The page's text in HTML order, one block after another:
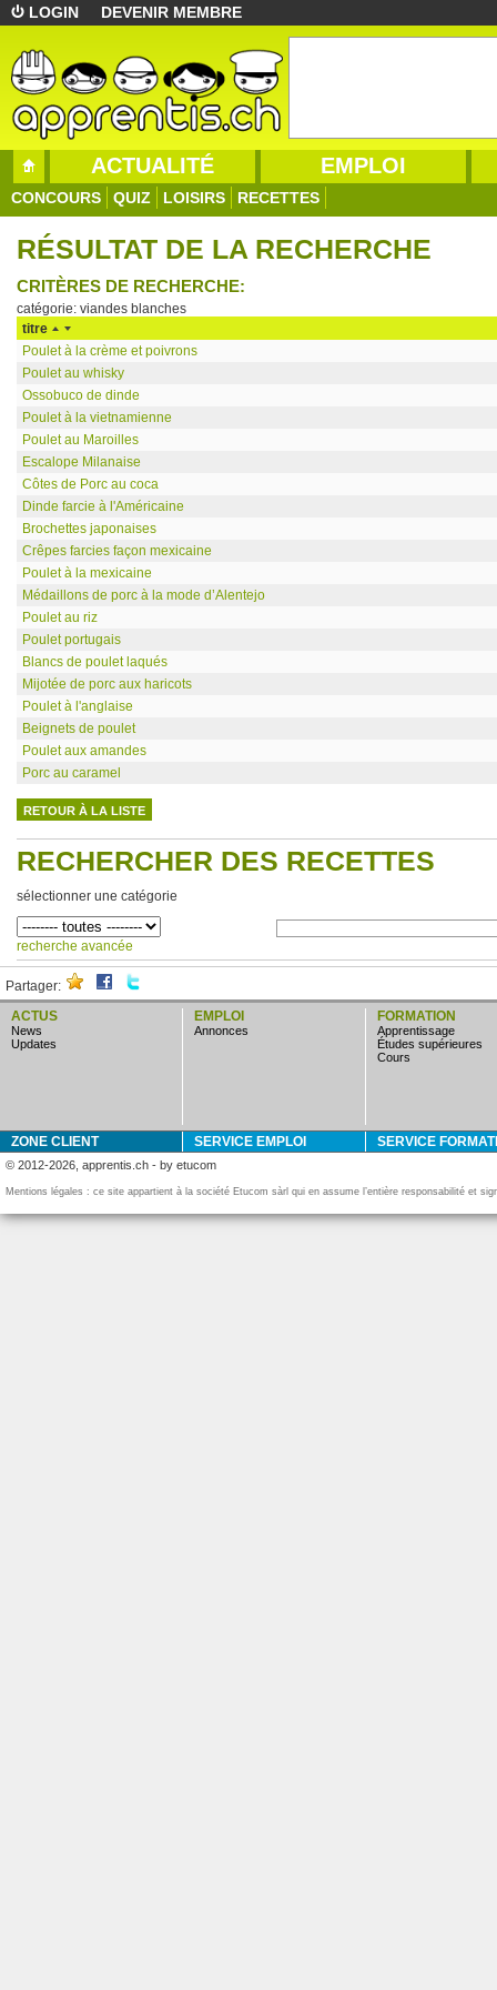
LOGIN DEVENIR MEMBRE
ACTUALITÉ EMPLOI
CONCOURS QUIZ LOISIRS RECETTES
RÉSULTAT DE LA RECHERCHE
CRITÈRES DE RECHERCHE:
catégorie: viandes blanches
titre
Poulet à la crème et poivrons
Poulet au whisky
Ossobuco de dinde
Poulet à la vietnamienne
Poulet au Maroilles
Escalope Milanaise
Côtes de Porc au coca
Dinde farcie à l'Américaine
Brochettes japonaises
Crêpes farcies façon mexicaine
Poulet à la mexicaine
Médaillons de porc à la mode d’Alentejo
Poulet au riz
Poulet portugais
Blancs de poulet laqués
Mijotée de porc aux haricots
Poulet à l'anglaise
Beignets de poulet
Poulet aux amandes
Porc au caramel
RETOUR À LA LISTE
RECHERCHER DES RECETTES
sélectionner une catégorie
recherche avancée
Partager:
ACTUS
news
updates
EMPLOI
annonces
FORMATION
apprentissage
études supérieures
cours
ZONE CLIENT SERVICE EMPLOI SERVICE
© 2012-2026, apprentis.ch - by etucom
Mentions légales : ce site appartient à la société Etucom sàrl qui en assume l’entière responsabilité et